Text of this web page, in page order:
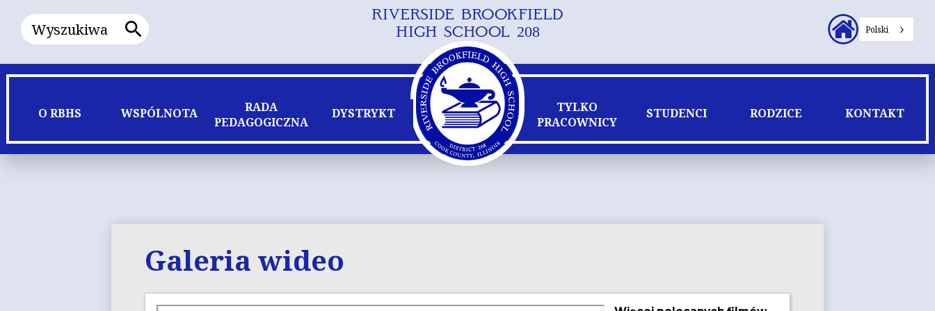
Przejdź
do
głównej
treści
RIVERSIDE BROOKFIELD
HIGH SCHOOL 208
O RBHS WSPÓLNOTA
RADA
PEDAGOGICZNA
DYSTRYKT
TYLKO
PRACOWNICY
STUDENCI RODZICE KONTAKT
Wyszukiwanie
Nagłówek
Linki
Polski
Galeria wideo